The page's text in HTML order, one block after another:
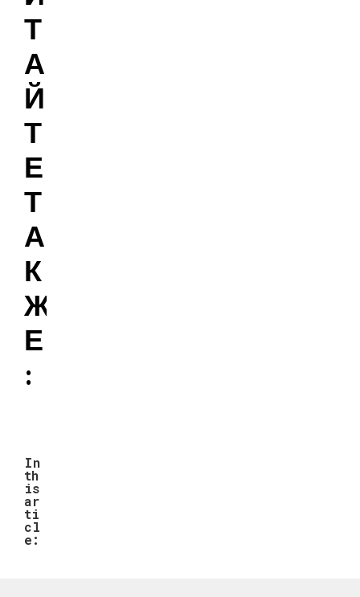
Т
А
Й
Т
Е
Т
А
К
Ж
Е
:
In
th
is
ar
ti
cl
e: